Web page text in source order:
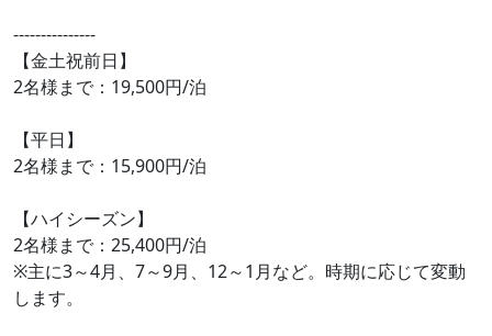
---------------
【金土祝前日】
2名様まで：19,500円/泊
【平日】
2名様まで：15,900円/泊
【ハイシーズン】
2名様まで：25,400円/泊
※主に3～4月、7～9月、12～1月など。時期に応じて変動
します。